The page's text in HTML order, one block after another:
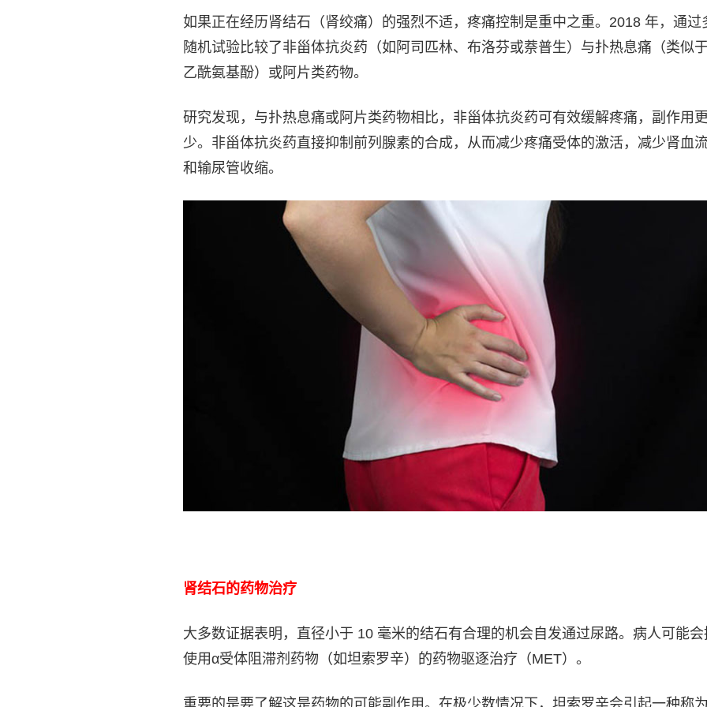
如果正在经历肾结石（肾绞痛）的强烈不适，疼痛控制是重中之重。2018 年，通过
随机试验比较了非甾体抗炎药（如阿司匹林、布洛芬或萘普生）与扑热息痛（类似
乙酰氨基酚）或阿片类药物。
研究发现，与扑热息痛或阿片类药物相比，非甾体抗炎药可有效缓解疼痛，副作用更
少。非甾体抗炎药直接抑制前列腺素的合成，从而减少疼痛受体的激活，减少肾血
和输尿管收缩。
肾结石的药物治疗
大多数证据表明，直径小于 10 毫米的结石有合理的机会自发通过尿路。病人可能会
使用α受体阻滞剂药物（如坦索罗辛）的药物驱逐治疗（MET）。
重要的是要了解这是药物的可能副作用。在极少数情况下，坦索罗辛会引起一种称